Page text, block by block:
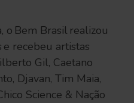
o Bem Brasil realizou
recebeu artistas
Gil, Caetano
Djavan, Tim Maia,
Science & Nação